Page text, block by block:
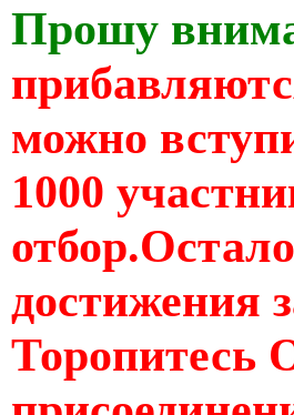
Прошу
можно
1000
достижения
Торопитесь